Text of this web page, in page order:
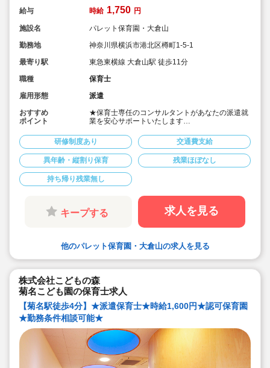
給与 時給 1,750 円
施設名
パレット保育園・大倉山
勤務地
神奈川県横浜市港北区樽町1-5-1
最寄り駅
東急東横線 大倉山駅 徒歩11分
職種
保育士
雇用形態
派遣
おすすめ
ポイント
★保育士専任のコンサルタントがあなたの派遣就
業を安心サポートいたします
★時給1,750円の求人です
★時間固定でOK！ワークライフバランスの取れ
るお仕事
研修制度あり 交通費支給
異年齢・縦割り保育 残業ほぼなし
持ち帰り残業無し
キープする 求人を見る
他のパレット保育園・大倉山の求人を見る
株式会社こどもの森
菊名こども園の保育士求人
【菊名駅徒歩4分】★派遣保育士★時給1,600円★認可保育園
★勤務条件相談可能★